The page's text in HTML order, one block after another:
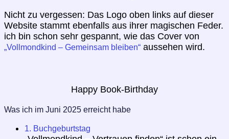
Nicht zu vergessen: Das Logo oben links auf dieser
Website stammt ebenfalls aus ihrer magischen Feder.
ich bin schon sehr gespannt, wie das Cover von
„Vollmondkind – Gemeinsam bleiben“ aussehen wird.
Happy Book-Birthday
Was ich im Juni 2025 erreicht habe
1. Buchgeburtstag